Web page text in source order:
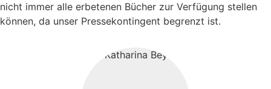
nicht immer alle erbetenen Bücher zur Verfügung stellen
können, da unser Pressekontingent begrenzt ist.